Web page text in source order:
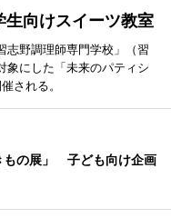
向けスイーツ教室
志野調理師専門学校」（習
象にした「未来のパティシ
される。
もの展」 子ども向け企画